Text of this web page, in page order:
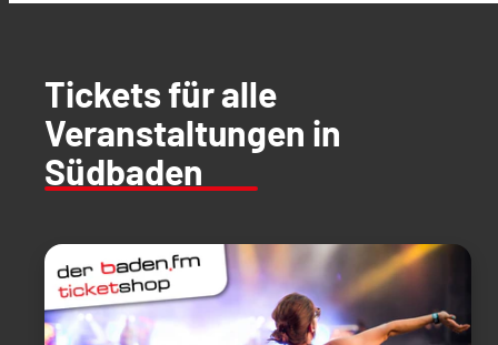
Tickets für alle
Veranstaltungen in
Südbaden